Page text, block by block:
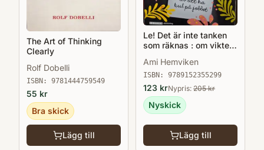
The Art of Thinking
Clearly
Rolf Dobelli
ISBN: 9781444759549
55 kr
Bra skick
Lägg till
Le! Det är inte tanken
som räknas : om vikten
Ami Hemviken
ISBN: 9789152355299
123 krNypris: 205kr
Nyskick
Lägg till